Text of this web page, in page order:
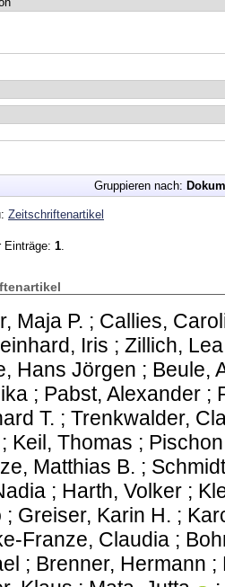
Gruppieren nach:
Zeitschriftenartikel
Einträge: 1
Maja P. ; Callies,
Iris ; Zillich, Lea
Hans Jörgen ; Beule,
; Pabst, Alexander ;
T. ; Trenkwalder,
; Keil, Thomas ;
Matthias B. ;
; Harth, Volker ;
; Greiser, Karin H. ;
Franze, Claudia ;
; Brenner, Hermann ;